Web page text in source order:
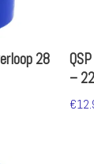
28
–
€